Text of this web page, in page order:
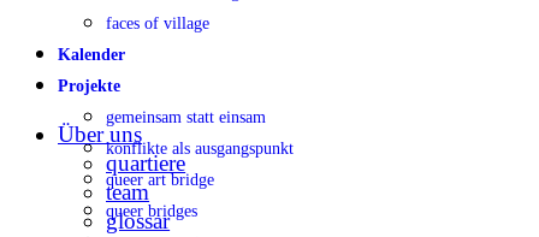
faces of village
Kalender
Projekte
gemeinsam statt einsam
konflikte als ausgangspunkt
queer art bridge
queer bridges
Über uns
quartiere
team
glossar